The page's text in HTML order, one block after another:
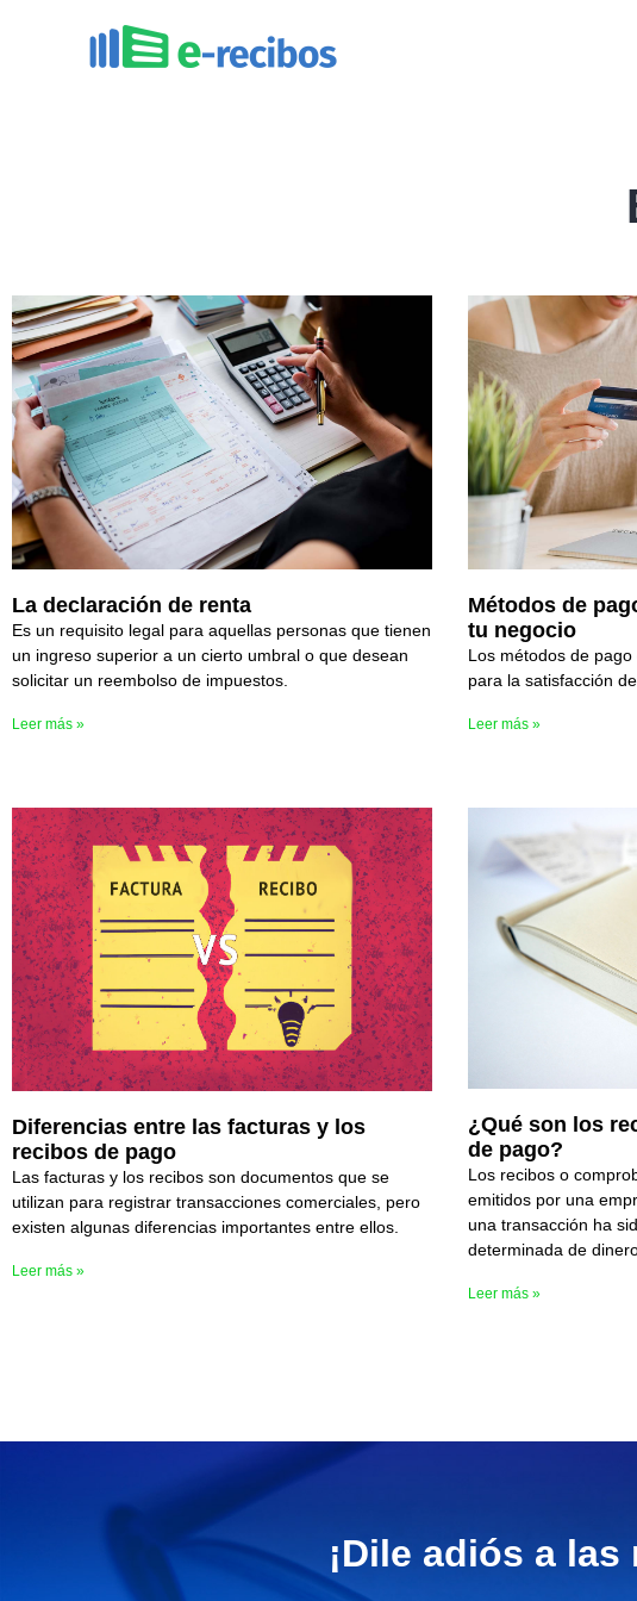
La declaración de renta
Es un requisito legal para aquellas personas que tienen
un ingreso superior a un cierto umbral o que desean
solicitar un reembolso de impuestos.
Leer más »
Métodos de
tu negocio
Los métodos de
para la satisfacción
Leer más »
Diferencias entre las facturas y los
recibos de pago
Las facturas y los recibos son documentos que se
utilizan para registrar transacciones comerciales, pero
existen algunas diferencias importantes entre ellos.
Leer más »
¿Qué son los
de pago?
Los recibos o
emitidos por una
una transacción ha
determinada de
Leer más »
¡Dile adiós a